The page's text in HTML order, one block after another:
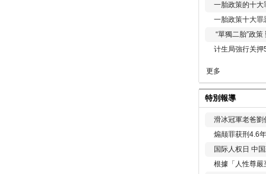
一胎政策的十大
一胎政策十大罪
“單獨二胎”政
计生局強行关
更多
特別報導
滑冰冠軍老爸劉
煽颠罪获刑4.6
国际人权日 中国
根據「人性尊嚴